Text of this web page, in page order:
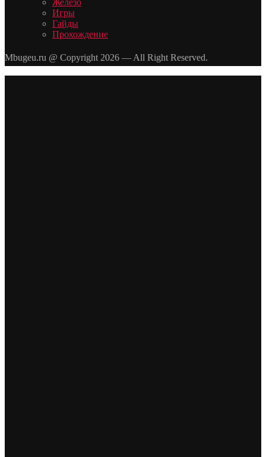
Железо
Игры
Гайды
Прохождение
Mbugeu.ru @ Copyright 2026 — All Right Reserved.